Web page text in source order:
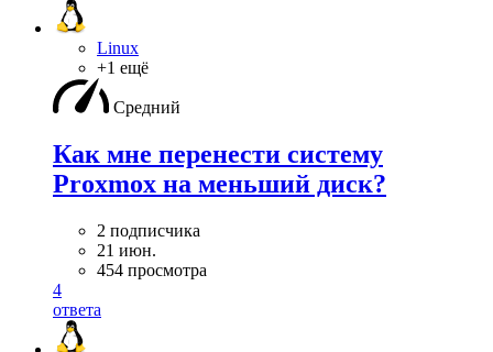
Linux
+1 ещё
Средний
Как мне перенести систему
Proxmox на меньший диск?
2 подписчика
21 июн.
454 просмотра
4
ответа